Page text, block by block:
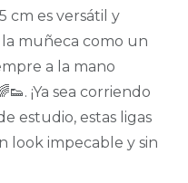
cm es versátil y
muñeca como un
a la mano
¡Ya sea corriendo
estudio, estas ligas
look impecable y sin